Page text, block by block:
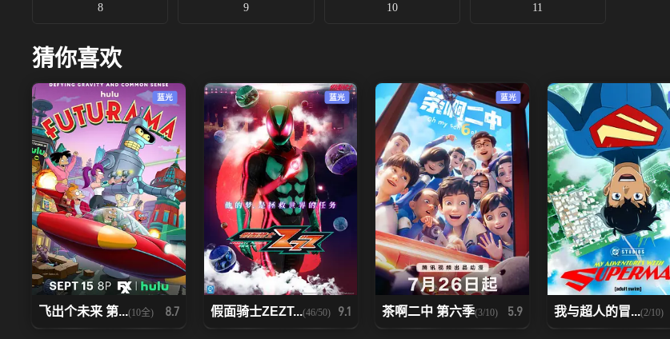
8 9 10 11
猜你喜欢
蓝光
飞出个未来 第...(10全) 8.7
蓝光
假面骑士ZEZT...(46/50) 9.1
蓝光
茶啊二中 第六季(3/10) 5.9 我与超人的冒...(2/10)